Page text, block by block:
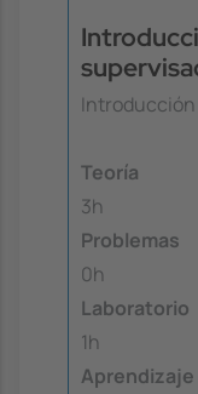
Introducción
Teoría
3h
Problemas
0h
Laboratorio
1h